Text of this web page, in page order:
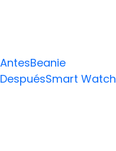
AntesBeanie
DespuésSmart Watch